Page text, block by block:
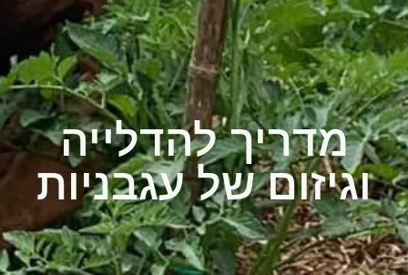
מדריך להדלייה
וגיזום של עגבניות